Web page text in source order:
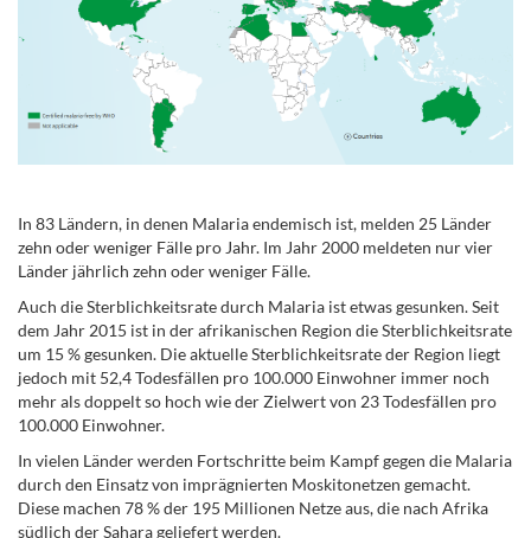
In 83 Ländern, in denen Malaria endemisch ist, melden 25 Länder
zehn oder weniger Fälle pro Jahr. Im Jahr 2000 meldeten nur vier
Länder jährlich zehn oder weniger Fälle.
Auch die Sterblichkeitsrate durch Malaria ist etwas gesunken. Seit
dem Jahr 2015 ist in der afrikanischen Region die Sterblichkeitsrate
um 15 % gesunken. Die aktuelle Sterblichkeitsrate der Region liegt
jedoch mit 52,4 Todesfällen pro 100.000 Einwohner immer noch
mehr als doppelt so hoch wie der Zielwert von 23 Todesfällen pro
100.000 Einwohner.
In vielen Länder werden Fortschritte beim Kampf gegen die Malaria
durch den Einsatz von imprägnierten Moskitonetzen gemacht.
Diese machen 78 % der 195 Millionen Netze aus, die nach Afrika
südlich der Sahara geliefert werden.